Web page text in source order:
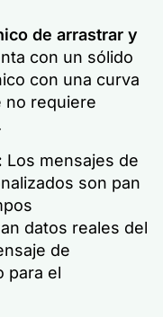
de arrastrar y
con un sólido
con una curva
no requiere
Los mensajes de
son pan
datos reales del
de
para el